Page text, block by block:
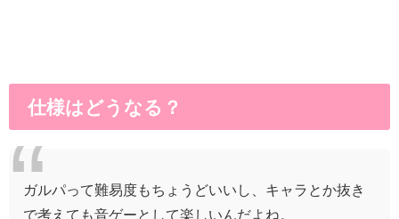
仕様はどうなる？
ガルパって難易度もちょうどいいし、キャラとか抜き
で考えても音ゲーとして楽しいんだよね。